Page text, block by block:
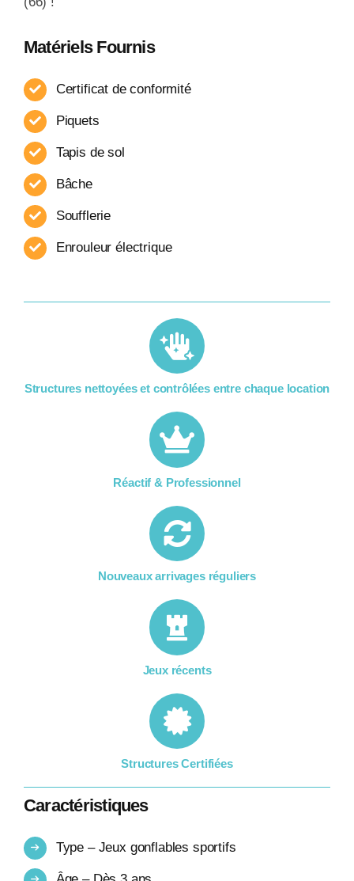
Matériels Fournis
Certificat de conformité
Piquets
Tapis de sol
Bâche
Soufflerie
Enrouleur​ électrique
Structures nettoyées et contrôlées entre chaque location​
Réactif & Professionnel
Nouveaux arrivages réguliers
Jeux récents
Structures Certifiées
Caractéristiques
Type – Jeux gonflables sportifs